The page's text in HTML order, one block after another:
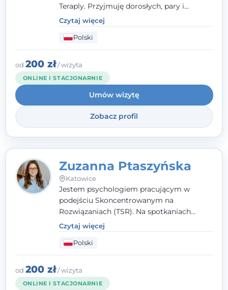
Teraply. Przyjmuję dorosłych, pary i
rodziny, dobierając metody do
indywidualnych zasobów pacjenta. Wierzę
w drzemiące w Tobie zasoby, które
pozwolą Ci wyjść z kryzysu - a jeśli jeszcze
ich nie widzisz, pomogę Ci je odsłonić.
Czytaj więcej
Polski
od 200 zł/ wizyta
ONLINE I STACJONARNIE
Umów wizytę
Zobacz profil
Zuzanna Ptaszyńska
Katowice
Jestem psychologiem pracującym w
podejściu Skoncentrowanym na
Rozwiązaniach (TSR). Na spotkaniach
pracuję w sposób dopasowany do Ciebie -
nawet jeśli na starcie nie wiesz dokładnie,
czego potrzebujesz, odkrywamy to razem,
krok po kroku. Towarzyszę dorosłym oraz
młodzieży od 13. roku życia.
Czytaj więcej
Polski
od 200 zł/ wizyta
ONLINE I STACJONARNIE